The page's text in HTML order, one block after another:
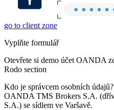
go to client zone
Vyplňte formulář
Otevřete si demo účet OANDA
Rodo section
Kdo je správcem osobních údajů?
OANDA TMS Brokers S.A.
S.A.) se sídlem ve Varšavě.